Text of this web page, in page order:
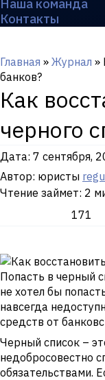
Наша команда
Контакты
Главная » Журнал »
банков?
Как
черного
Дата: 7 сентября,
Автор: юристы
Чтение займет: 2
171
Попасть в черный
не хотел бы
навсегда
средств от
Черный список –
недобросовестно
обязательствами.